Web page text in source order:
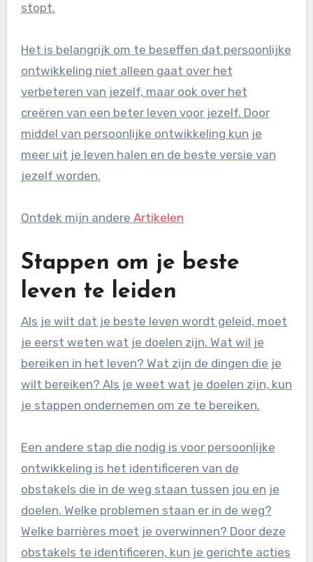
stopt.
Het is belangrijk om te beseffen dat persoonlijke
ontwikkeling niet alleen gaat over het
verbeteren van jezelf, maar ook over het
creëren van een beter leven voor jezelf. Door
middel van persoonlijke ontwikkeling kun je
meer uit je leven halen en de beste versie van
jezelf worden.
Ontdek mijn andere Artikelen
Stappen om je beste
leven te leiden
Als je wilt dat je beste leven wordt geleid, moet
je eerst weten wat je doelen zijn. Wat wil je
bereiken in het leven? Wat zijn de dingen die je
wilt bereiken? Als je weet wat je doelen zijn, kun
je stappen ondernemen om ze te bereiken.
Een andere stap die nodig is voor persoonlijke
ontwikkeling is het identificeren van de
obstakels die in de weg staan tussen jou en je
doelen. Welke problemen staan er in de weg?
Welke barrières moet je overwinnen? Door deze
obstakels te identificeren, kun je gerichte acties